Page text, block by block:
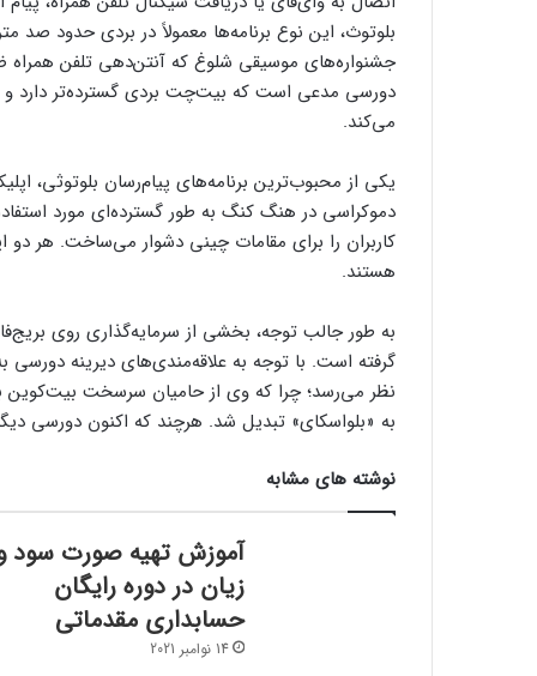
بلوتوث، این نوع برنامه‌ها معمولاً در بردی حدود صد
جشنواره‌های موسیقی شلوغ که آنتن‌دهی تلفن
دورسی مدعی است که بیت‌چت بردی گسترده‌تر دارد و
می‌کند.
یکی از محبوب‌ترین برنامه‌های پیام‌رسان بلوتوثی،
دموکراسی در هنگ کنگ به طور گسترده‌ای مورد استفاده
کاربران را برای مقامات چینی دشوار می‌ساخت. هر دو
هستند.
به طور جالب توجه، بخشی از سرمایه‌گذاری روی
گرفته است. با توجه به علاقه‌مندی‌های دیرینه
نظر می‌رسد؛ چرا که وی از حامیان سرسخت بیت‌کوین
به «بلواسکای» تبدیل شد. هرچند که اکنون دورسی
نوشته های مشابه
آموزش تهیه صورت سود
زیان در دوره رایگان
حسابداری مقدماتی
14 نوامبر 2021